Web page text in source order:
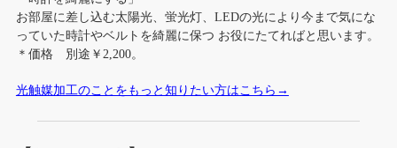
お部屋に差し込む太陽光、蛍光灯、LEDの光により今まで気にな
っていた時計やベルトを綺麗に保つ お役にたてればと思います。
＊価格 別途￥2,200。
光触媒加工のことをもっと知りたい方はこちら→